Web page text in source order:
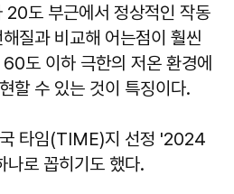
20도 부근에서 정상적인 작동
질과 비교해 어는점이 훨씬
도 이하 극한의 저온 환경에
할 수 있는 것이 특징이다.
타임(TIME)지 선정 '2024
로 꼽히기도 했다.